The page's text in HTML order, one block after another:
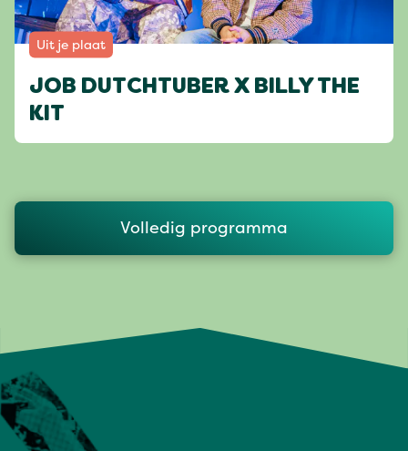
Uit je plaat
JOB DUTCHTUBER X BILLY THE
KIT
Volledig programma